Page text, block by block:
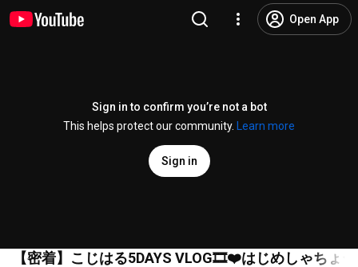
Open App
Sign in to confirm you’re not a bot
This helps protect our community.
Learn more
Sign in
【密着】こじはる5DAYS VLOG🎞❤️はじめしゃちょ